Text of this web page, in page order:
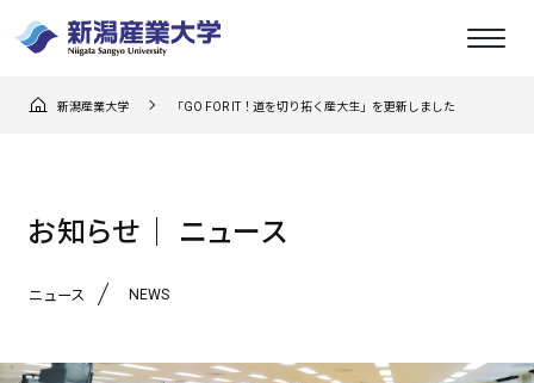
新潟産業大学 「GO FOR IT！道を切り拓く産大生」を更新しました
お知らせ│ ニュース
ニュース NEWS